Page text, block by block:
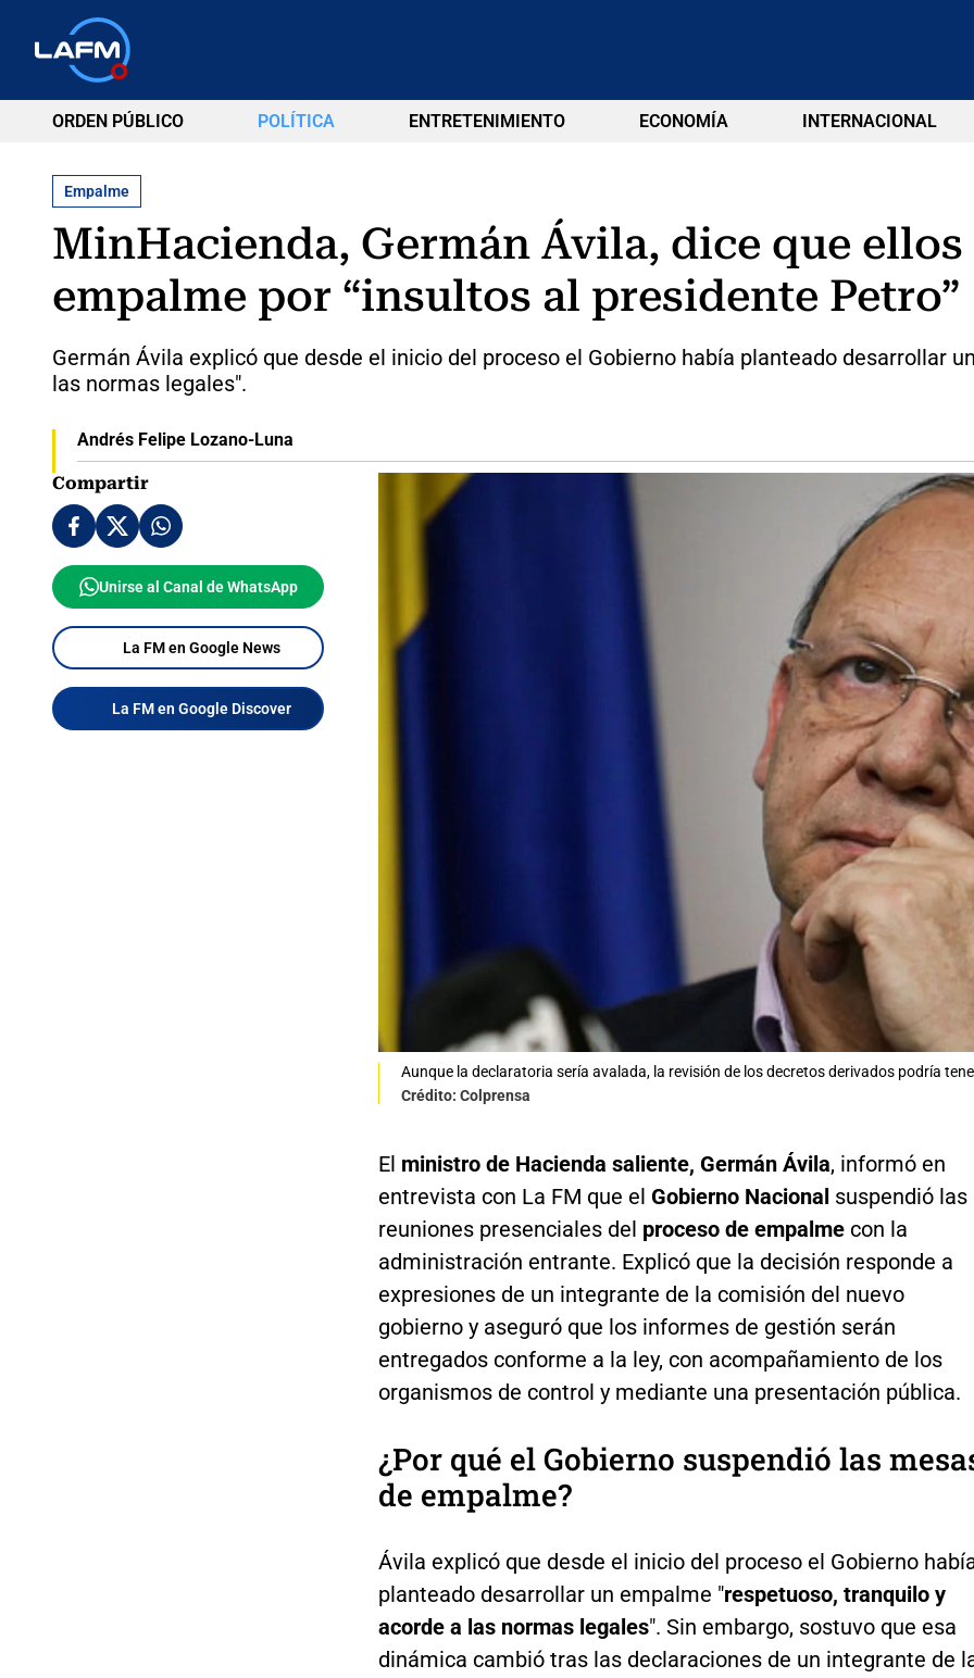
ORDEN PÚBLICO POLÍTICA ENTRETENIMIENTO ECONOMÍA INTERNACIONAL
Empalme
MinHacienda, Germán Ávila, dice que
empalme por “insultos al presidente Petro”
Germán Ávila explicó que desde el inicio del proceso el Gobierno había planteado desarrollar
las normas legales".
Andrés Felipe Lozano-Luna
Compartir
Unirse al Canal de WhatsApp
La FM en Google News
La FM en Google Discover
Aunque la declaratoria sería avalada, la revisión de los decretos derivados podría
Crédito: Colprensa
El ministro de Hacienda saliente, Germán Ávila, informó en
entrevista con La FM que el Gobierno Nacional suspendió las
reuniones presenciales del proceso de empalmecon la
administración entrante. Explicó que la decisión responde a
expresiones de un integrante de la comisión del nuevo
gobierno y aseguró que los informes de gestión serán
entregados conforme a la ley, con acompañamiento de los
organismos de control y mediante una presentación pública.
¿Por qué el Gobierno suspendió las
de empalme?
Ávila explicó que desde el inicio del proceso el Gobierno
planteado desarrollar un empalme "respetuoso, tranquilo y
acorde a las normas legales". Sin embargo, sostuvo que esa
dinámica cambió tras las declaraciones de un integrante de